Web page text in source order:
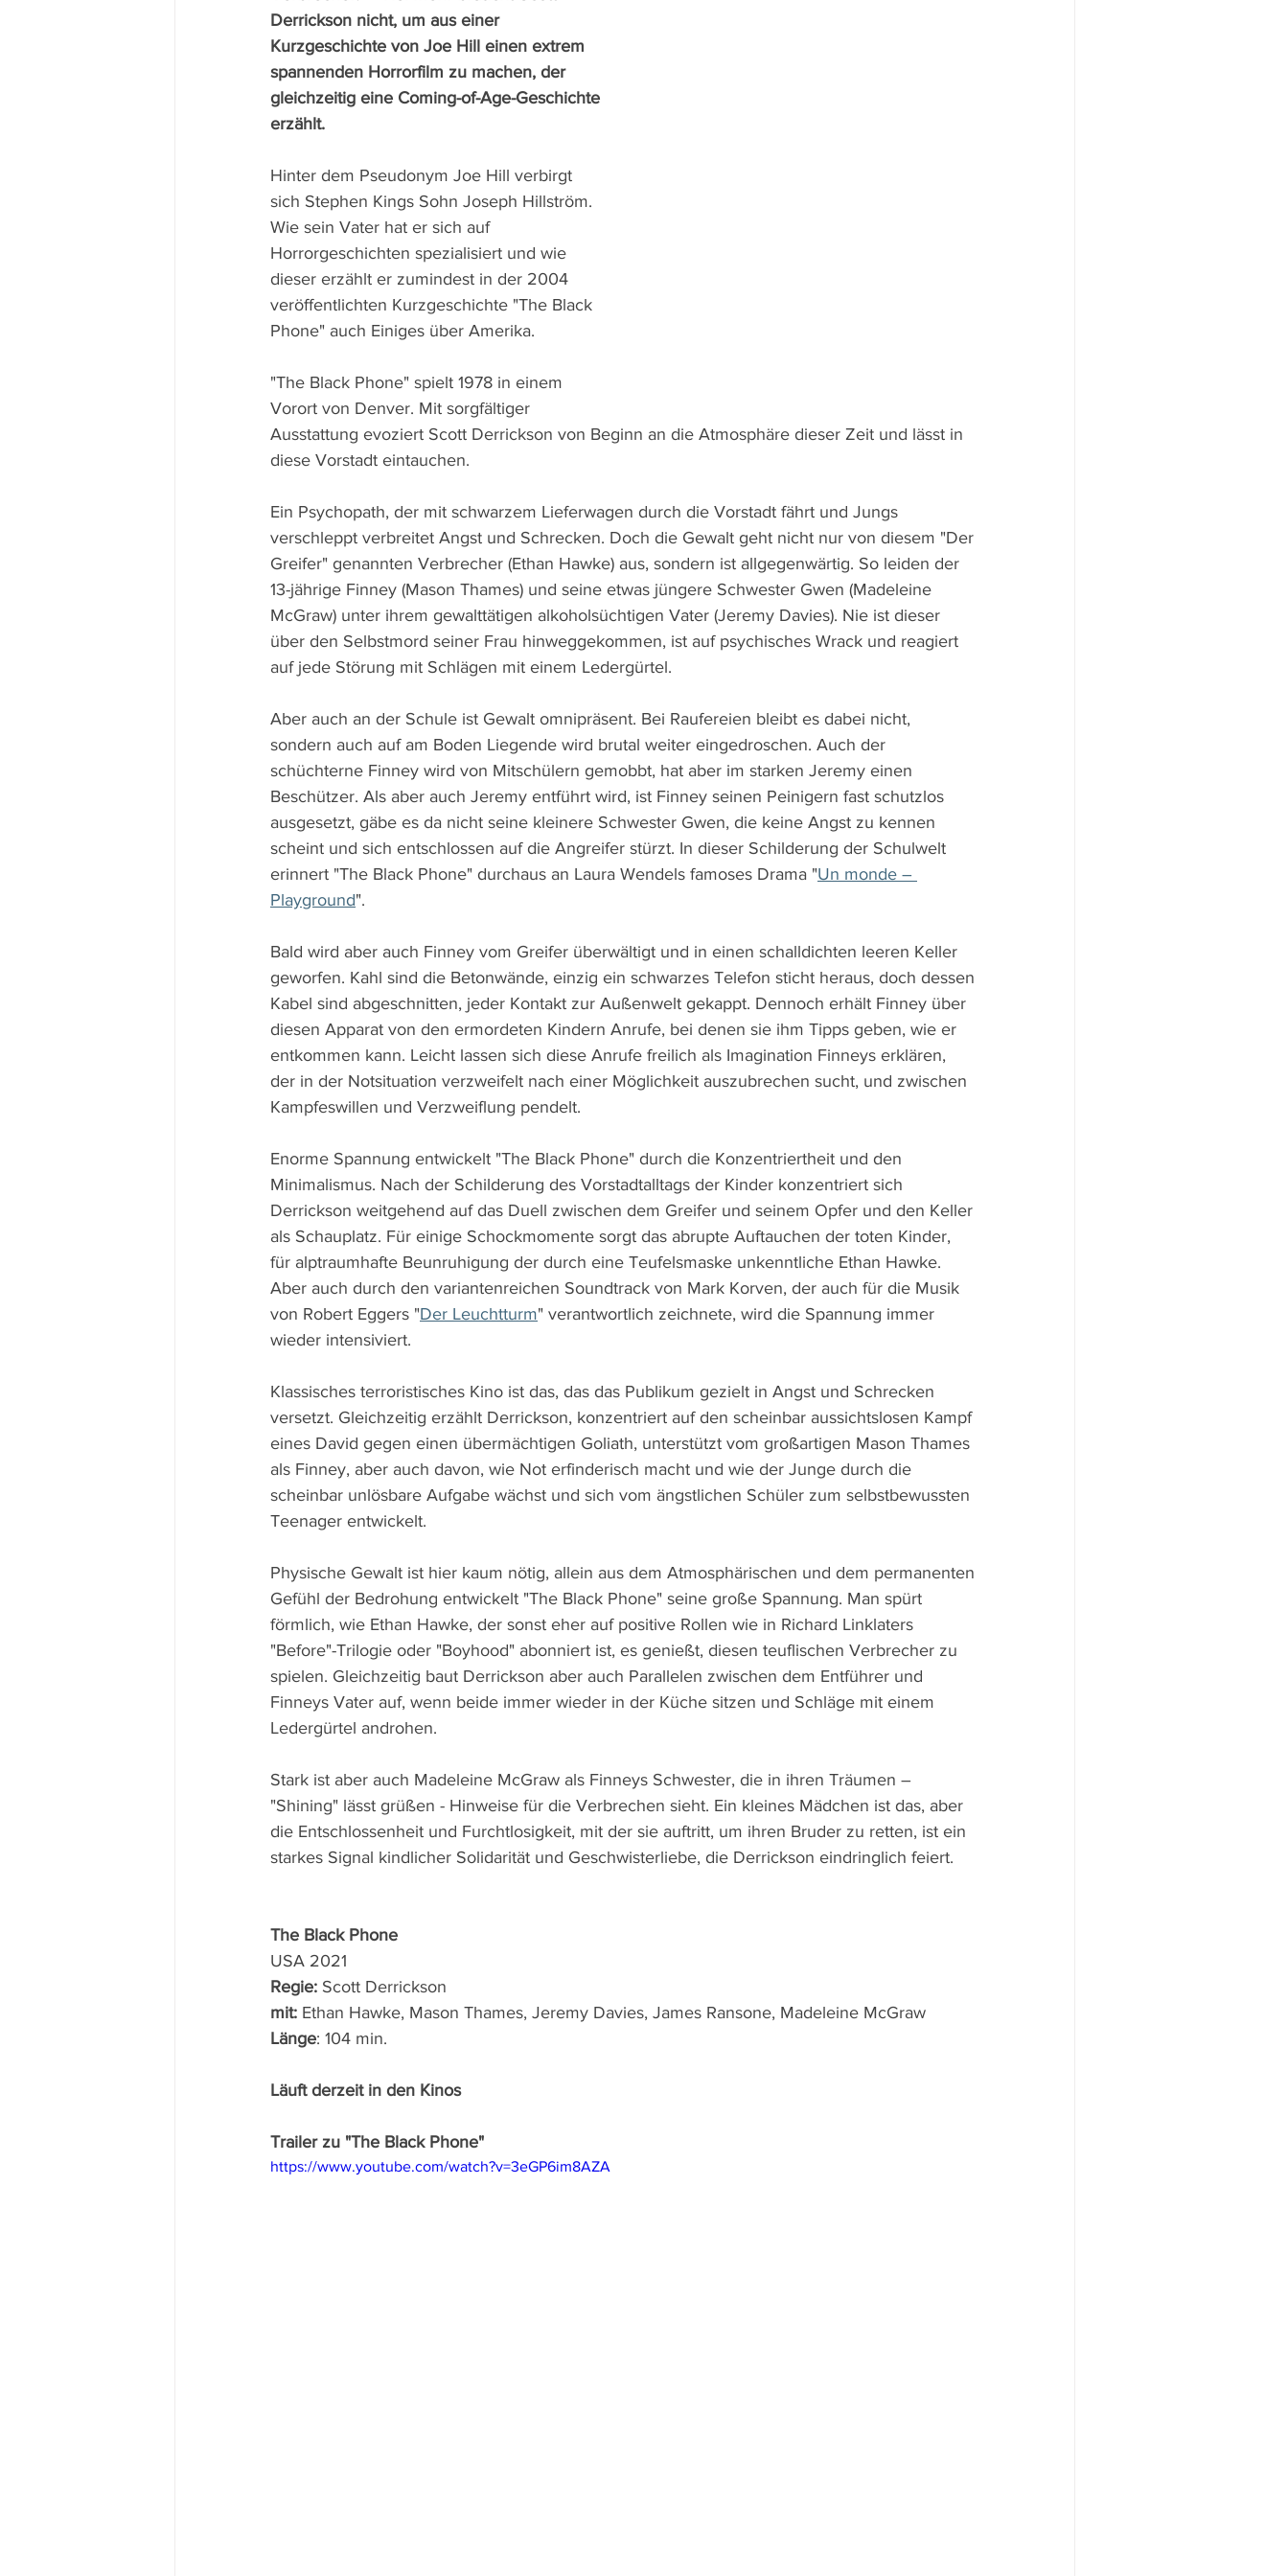
Derrickson nicht, um aus einer
Kurzgeschichte von Joe Hill einen extrem
spannenden Horrorfilm zu machen, der
gleichzeitig eine Coming-of-Age-Geschichte
erzählt.
Hinter dem Pseudonym Joe Hill verbirgt
sich Stephen Kings Sohn Joseph Hillström.
Wie sein Vater hat er sich auf
Horrorgeschichten spezialisiert und wie
dieser erzählt er zumindest in der 2004
veröffentlichten Kurzgeschichte "The Black
Phone" auch Einiges über Amerika.
"The Black Phone" spielt 1978 in einem
Vorort von Denver. Mit sorgfältiger
Ausstattung evoziert Scott Derrickson von Beginn an die Atmosphäre dieser Zeit und lässt in
diese Vorstadt eintauchen.
Ein Psychopath, der mit schwarzem Lieferwagen durch die Vorstadt fährt und Jungs
verschleppt verbreitet Angst und Schrecken. Doch die Gewalt geht nicht nur von diesem "Der
Greifer" genannten Verbrecher (Ethan Hawke) aus, sondern ist allgegenwärtig. So leiden der
13-jährige Finney (Mason Thames) und seine etwas jüngere Schwester Gwen (Madeleine
McGraw) unter ihrem gewalttätigen alkoholsüchtigen Vater (Jeremy Davies). Nie ist dieser
über den Selbstmord seiner Frau hinweggekommen, ist auf psychisches Wrack und reagiert
auf jede Störung mit Schlägen mit einem Ledergürtel.
Aber auch an der Schule ist Gewalt omnipräsent. Bei Raufereien bleibt es dabei nicht,
sondern auch auf am Boden Liegende wird brutal weiter eingedroschen. Auch der
schüchterne Finney wird von Mitschülern gemobbt, hat aber im starken Jeremy einen
Beschützer. Als aber auch Jeremy entführt wird, ist Finney seinen Peinigern fast schutzlos
ausgesetzt, gäbe es da nicht seine kleinere Schwester Gwen, die keine Angst zu kennen
scheint und sich entschlossen auf die Angreifer stürzt. In dieser Schilderung der Schulwelt
erinnert "The Black Phone" durchaus an Laura Wendels famoses Drama "Un monde –
Playground".
Bald wird aber auch Finney vom Greifer überwältigt und in einen schalldichten leeren Keller
geworfen. Kahl sind die Betonwände, einzig ein schwarzes Telefon sticht heraus, doch dessen
Kabel sind abgeschnitten, jeder Kontakt zur Außenwelt gekappt. Dennoch erhält Finney über
diesen Apparat von den ermordeten Kindern Anrufe, bei denen sie ihm Tipps geben, wie er
entkommen kann. Leicht lassen sich diese Anrufe freilich als Imagination Finneys erklären,
der in der Notsituation verzweifelt nach einer Möglichkeit auszubrechen sucht, und zwischen
Kampfeswillen und Verzweiflung pendelt.
Enorme Spannung entwickelt "The Black Phone" durch die Konzentriertheit und den
Minimalismus. Nach der Schilderung des Vorstadtalltags der Kinder konzentriert sich
Derrickson weitgehend auf das Duell zwischen dem Greifer und seinem Opfer und den Keller
als Schauplatz. Für einige Schockmomente sorgt das abrupte Auftauchen der toten Kinder,
für alptraumhafte Beunruhigung der durch eine Teufelsmaske unkenntliche Ethan Hawke.
Aber auch durch den variantenreichen Soundtrack von Mark Korven, der auch für die Musik
von Robert Eggers "Der Leuchtturm" verantwortlich zeichnete, wird die Spannung immer
wieder intensiviert.
Klassisches terroristisches Kino ist das, das das Publikum gezielt in Angst und Schrecken
versetzt. Gleichzeitig erzählt Derrickson, konzentriert auf den scheinbar aussichtslosen Kampf
eines David gegen einen übermächtigen Goliath, unterstützt vom großartigen Mason Thames
als Finney, aber auch davon, wie Not erfinderisch macht und wie der Junge durch die
scheinbar unlösbare Aufgabe wächst und sich vom ängstlichen Schüler zum selbstbewussten
Teenager entwickelt.
Physische Gewalt ist hier kaum nötig, allein aus dem Atmosphärischen und dem permanenten
Gefühl der Bedrohung entwickelt "The Black Phone" seine große Spannung. Man spürt
förmlich, wie Ethan Hawke, der sonst eher auf positive Rollen wie in Richard Linklaters
"Before"-Trilogie oder "Boyhood" abonniert ist, es genießt, diesen teuflischen Verbrecher zu
spielen. Gleichzeitig baut Derrickson aber auch Parallelen zwischen dem Entführer und
Finneys Vater auf, wenn beide immer wieder in der Küche sitzen und Schläge mit einem
Ledergürtel androhen.
Stark ist aber auch Madeleine McGraw als Finneys Schwester, die in ihren Träumen –
"Shining" lässt grüßen - Hinweise für die Verbrechen sieht. Ein kleines Mädchen ist das, aber
die Entschlossenheit und Furchtlosigkeit, mit der sie auftritt, um ihren Bruder zu retten, ist ein
starkes Signal kindlicher Solidarität und Geschwisterliebe, die Derrickson eindringlich feiert.
The Black Phone
USA 2021
Regie: Scott Derrickson
mit: Ethan Hawke, Mason Thames, Jeremy Davies, James Ransone, Madeleine McGraw
Länge: 104 min.
Läuft derzeit in den Kinos
Trailer zu "The Black Phone"
https://www.youtube.com/watch?v=3eGP6im8AZA